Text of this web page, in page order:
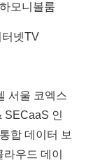
모니볼룸
터넷TV
서울 코엑스
SECaaS 인
합 데이터 보
우드 데이